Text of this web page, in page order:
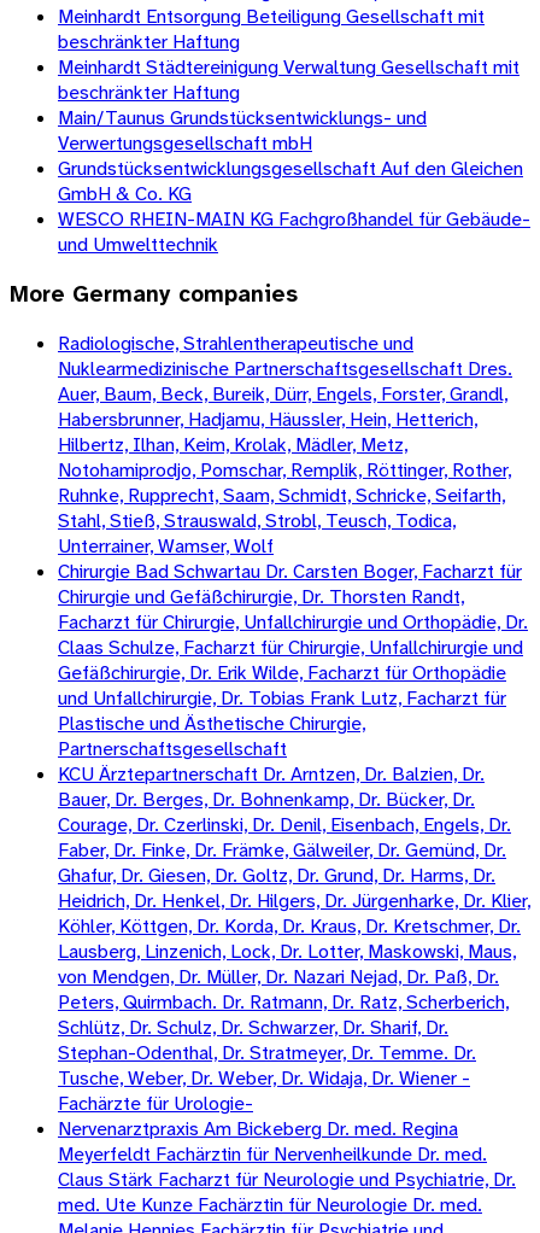
Meinhardt Entsorgung Beteiligung Gesellschaft mit
beschränkter Haftung
Meinhardt Städtereinigung Verwaltung Gesellschaft mit
beschränkter Haftung
Main/Taunus Grundstücksentwicklungs- und
Verwertungsgesellschaft mbH
Grundstücksentwicklungsgesellschaft Auf den Gleichen
GmbH & Co. KG
WESCO RHEIN-MAIN KG Fachgroßhandel für Gebäude-
und Umwelttechnik
More Germany companies
Radiologische, Strahlentherapeutische und
Nuklearmedizinische Partnerschaftsgesellschaft Dres.
Auer, Baum, Beck, Bureik, Dürr, Engels, Forster, Grandl,
Habersbrunner, Hadjamu, Häussler, Hein, Hetterich,
Hilbertz, Ilhan, Keim, Krolak, Mädler, Metz,
Notohamiprodjo, Pomschar, Remplik, Röttinger, Rother,
Ruhnke, Rupprecht, Saam, Schmidt, Schricke, Seifarth,
Stahl, Stieß, Strauswald, Strobl, Teusch, Todica,
Unterrainer, Wamser, Wolf
Chirurgie Bad Schwartau Dr. Carsten Boger, Facharzt für
Chirurgie und Gefäßchirurgie, Dr. Thorsten Randt,
Facharzt für Chirurgie, Unfallchirurgie und Orthopädie, Dr.
Claas Schulze, Facharzt für Chirurgie, Unfallchirurgie und
Gefäßchirurgie, Dr. Erik Wilde, Facharzt für Orthopädie
und Unfallchirurgie, Dr. Tobias Frank Lutz, Facharzt für
Plastische und Ästhetische Chirurgie,
Partnerschaftsgesellschaft
KCU Ärztepartnerschaft Dr. Arntzen, Dr. Balzien, Dr.
Bauer, Dr. Berges, Dr. Bohnenkamp, Dr. Bücker, Dr.
Courage, Dr. Czerlinski, Dr. Denil, Eisenbach, Engels, Dr.
Faber, Dr. Finke, Dr. Främke, Gälweiler, Dr. Gemünd, Dr.
Ghafur, Dr. Giesen, Dr. Goltz, Dr. Grund, Dr. Harms, Dr.
Heidrich, Dr. Henkel, Dr. Hilgers, Dr. Jürgenharke, Dr. Klier,
Köhler, Köttgen, Dr. Korda, Dr. Kraus, Dr. Kretschmer, Dr.
Lausberg, Linzenich, Lock, Dr. Lotter, Maskowski, Maus,
von Mendgen, Dr. Müller, Dr. Nazari Nejad, Dr. Paß, Dr.
Peters, Quirmbach. Dr. Ratmann, Dr. Ratz, Scherberich,
Schlütz, Dr. Schulz, Dr. Schwarzer, Dr. Sharif, Dr.
Stephan-Odenthal, Dr. Stratmeyer, Dr. Temme. Dr.
Tusche, Weber, Dr. Weber, Dr. Widaja, Dr. Wiener -
Fachärzte für Urologie-
Nervenarztpraxis Am Bickeberg Dr. med. Regina
Meyerfeldt Fachärztin für Nervenheilkunde Dr. med.
Claus Stärk Facharzt für Neurologie und Psychiatrie, Dr.
med. Ute Kunze Fachärztin für Neurologie Dr. med.